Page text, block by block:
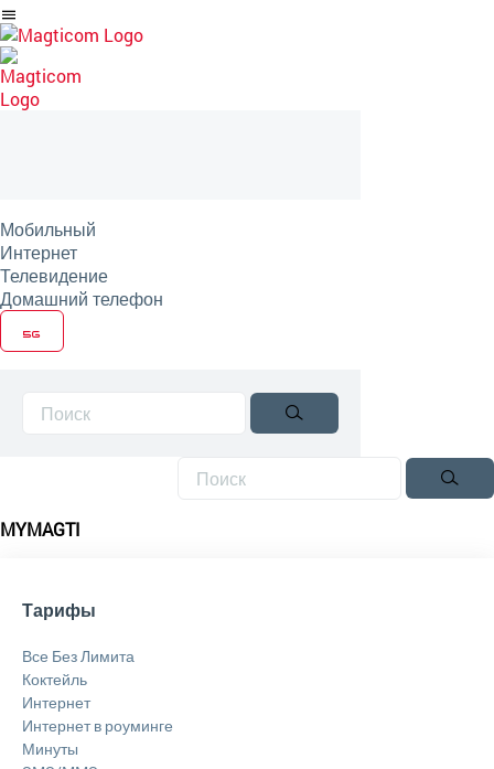
Перейти
на
артикль
Мобильный
Интернет
Телевидение
Домашний телефон
MYMAGTI
Тарифы
Все Без Лимита
Коктейль
Интернет
Интернет в роуминге
Минуты